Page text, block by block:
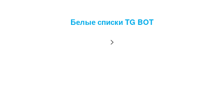
Белые списки TG BOT
>